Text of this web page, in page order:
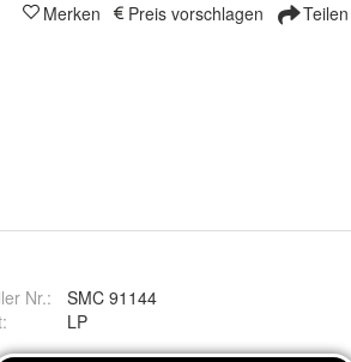
Merken Preis vorschlagen Teilen
Nr.:
SMC 91144
: LP